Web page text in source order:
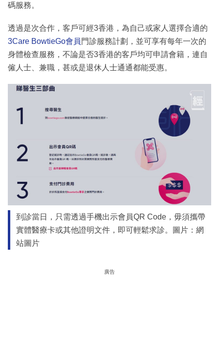
碼服務。
透過是次合作，客戶可經3香港，為自己或家人選擇合適的
3Care BowtieGo會員 門診服務計劃，並可享有每年一次的
身體檢查服務，不論是否3香港的客戶均可申請會籍，連自
僱人士、兼職，甚或是退休人士通通都能受惠。
到診當日，只需透過手機出示會員QR Code，毋須攜帶
實體醫療卡或其他證明文件，即可輕鬆求診。圖片：網
站圖片
廣告